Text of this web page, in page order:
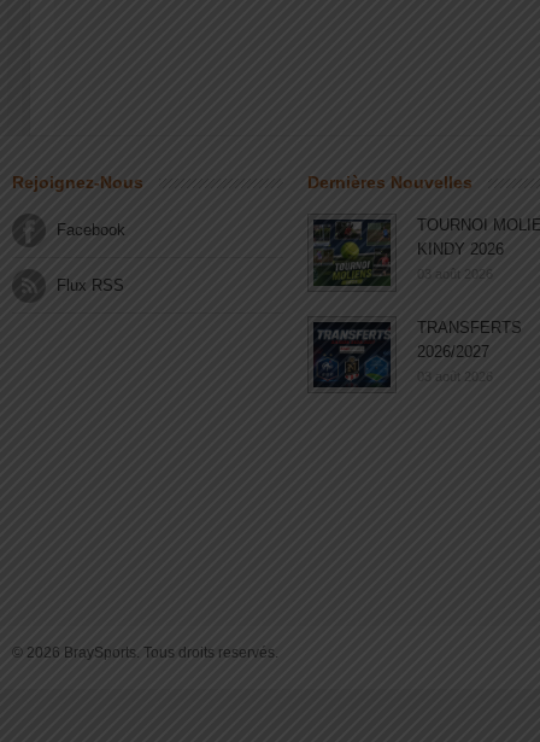
Rejoignez-Nous
Facebook
Flux RSS
Dernières Nouvelles
TOURNOI
KINDY 2026
03 août 2026
TRANSFERTS
2026/2027
03 août 2026
© 2026 BraySports. Tous droits reservés.